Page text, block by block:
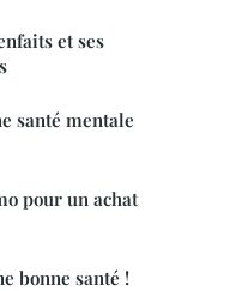
et ses
santé mentale
pour un achat
bonne santé !